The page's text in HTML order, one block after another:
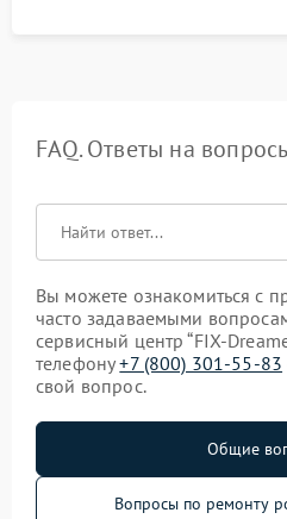
FAQ. Ответы на
Вы можете ознакомиться с
часто задаваемыми
сервисный центр “FIX-
телефону+7 (800) 301-55-83
свой вопрос.
Общие
Вопросы по ремонту